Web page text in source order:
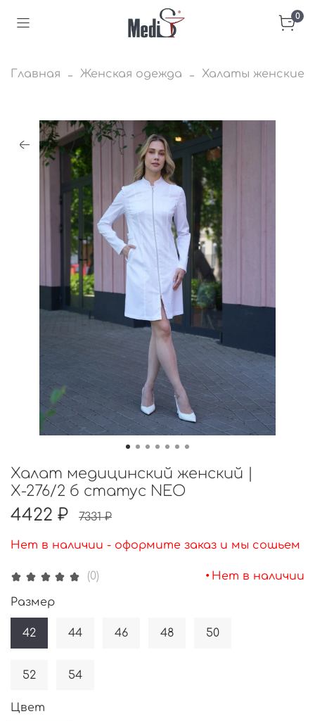
0
Главная Женская одежда Халаты женские
(0) • Нет в наличии
Халат медицинский женский |
Х-276/2 б статус NEO
4422 ₽ 7331 ₽
Нет в наличии - оформите заказ и мы сошьем
Размер
42 44 46 48 50
52 54
Цвет